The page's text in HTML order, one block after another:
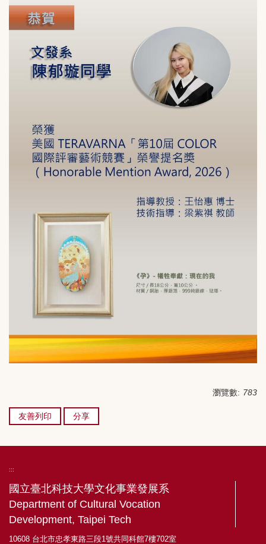
瀏覽數: 783
友善列印 分享
:::
國立臺北科技大學文化事業發展系
Department of Cultural Vocation
Development, Taipei Tech
10608 台北市忠孝東路三段1號共同科館7樓702室